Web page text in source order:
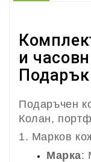
и
Подаръчен
Колан,
1. Марков
Марка: